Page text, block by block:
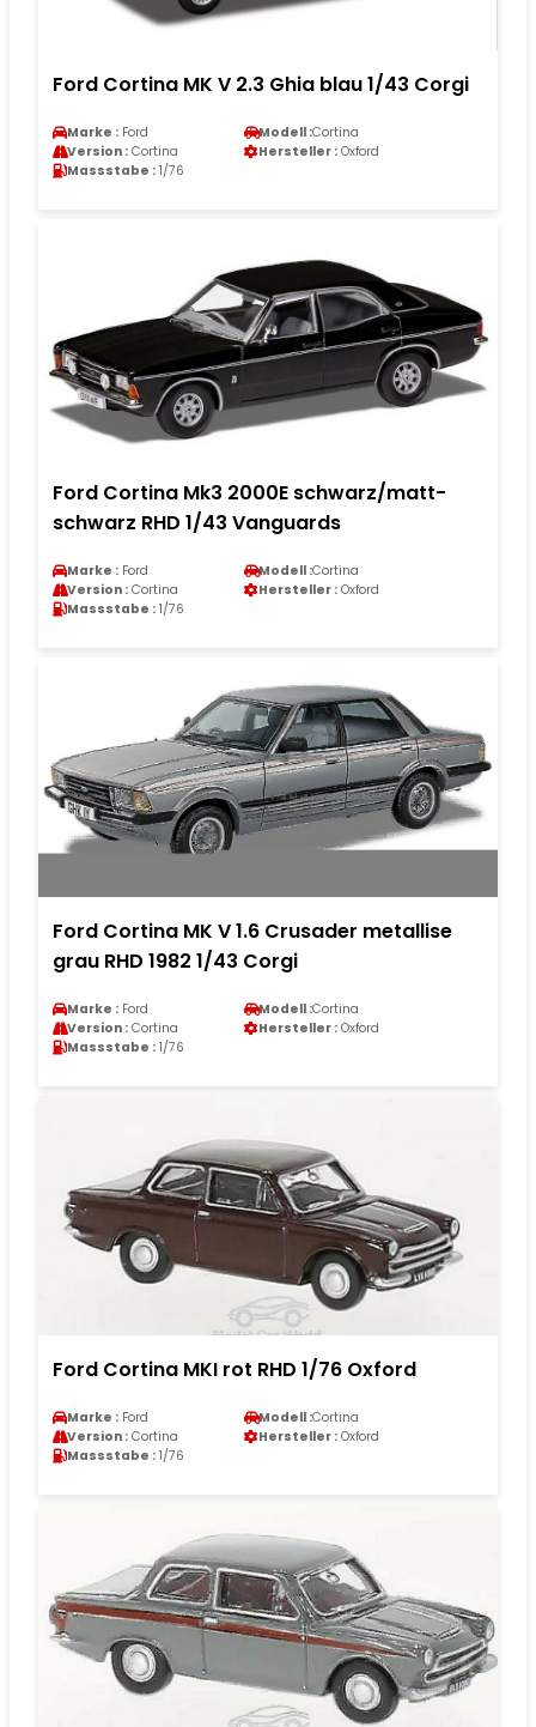
Ford Cortina MK V 2.3 Ghia blau 1/43 Corgi
Marke : Ford Modell :Cortina
Version : Cortina Hersteller : Oxford
Massstabe : 1/76
Ford Cortina Mk3 2000E schwarz/matt-
schwarz RHD 1/43 Vanguards
Marke : Ford Modell :Cortina
Version : Cortina Hersteller : Oxford
Massstabe : 1/76
Ford Cortina MK V 1.6 Crusader metallise
grau RHD 1982 1/43 Corgi
Marke : Ford Modell :Cortina
Version : Cortina Hersteller : Oxford
Massstabe : 1/76
Ford Cortina MKI rot RHD 1/76 Oxford
Marke : Ford Modell :Cortina
Version : Cortina Hersteller : Oxford
Massstabe : 1/76